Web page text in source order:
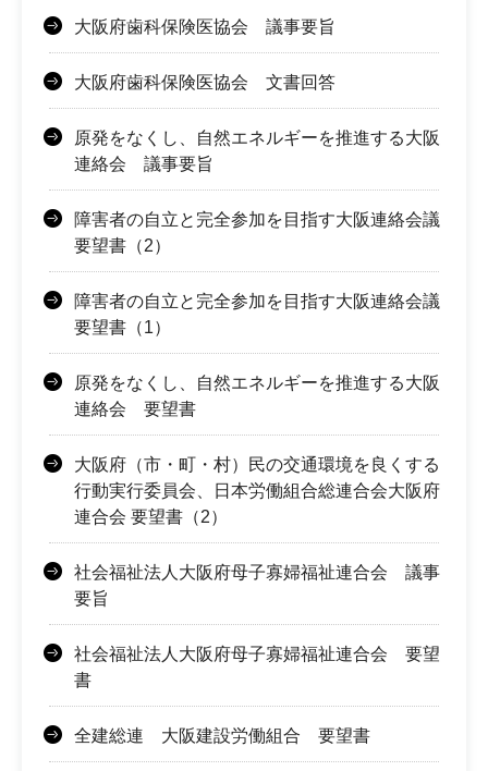
大阪府歯科保険医協会 議事要旨
大阪府歯科保険医協会 文書回答
原発をなくし、自然エネルギーを推進する大阪
連絡会 議事要旨
障害者の自立と完全参加を目指す大阪連絡会議
要望書（2）
障害者の自立と完全参加を目指す大阪連絡会議
要望書（1）
原発をなくし、自然エネルギーを推進する大阪
連絡会 要望書
大阪府（市・町・村）民の交通環境を良くする
行動実行委員会、日本労働組合総連合会大阪府
連合会 要望書（2）
社会福祉法人大阪府母子寡婦福祉連合会 議事
要旨
社会福祉法人大阪府母子寡婦福祉連合会 要望
書
全建総連 大阪建設労働組合 要望書